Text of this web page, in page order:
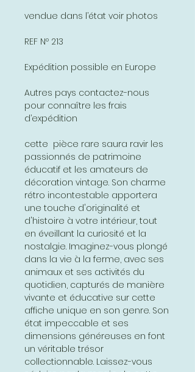
vendue dans l’état voir photos
REF Nº 213
Expédition possible en Europe
Autres pays contactez-nous
pour connaître les frais
d’expédition
cette pièce rare saura ravir les
passionnés de patrimoine
éducatif et les amateurs de
décoration vintage. Son charme
rétro incontestable apportera
une touche d'originalité et
d'histoire à votre intérieur, tout
en éveillant la curiosité et la
nostalgie. Imaginez-vous plongé
dans la vie à la ferme, avec ses
animaux et ses activités du
quotidien, capturés de manière
vivante et éducative sur cette
affiche unique en son genre. Son
état impeccable et ses
dimensions généreuses en font
un véritable trésor
collectionnable. Laissez-vous